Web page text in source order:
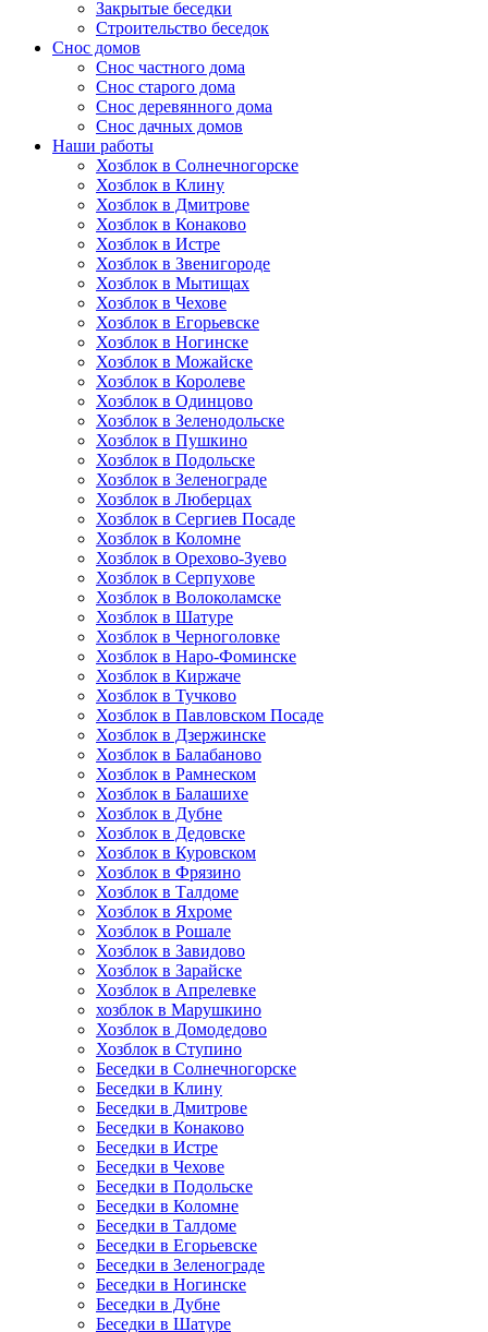
Закрытые беседки
Строительство беседок
Снос домов
Снос частного дома
Снос старого дома
Снос деревянного дома
Снос дачных домов
Наши работы
Хозблок в Солнечногорске
Хозблок в Клину
Хозблок в Дмитрове
Хозблок в Конаково
Хозблок в Истре
Хозблок в Звенигороде
Хозблок в Мытищах
Хозблок в Чехове
Хозблок в Егорьевске
Хозблок в Ногинске
Хозблок в Можайске
Хозблок в Королеве
Хозблок в Одинцово
Хозблок в Зеленодольске
Хозблок в Пушкино
Хозблок в Подольске
Хозблок в Зеленограде
Хозблок в Люберцах
Хозблок в Сергиев Посаде
Хозблок в Коломне
Хозблок в Орехово-Зуево
Хозблок в Серпухове
Хозблок в Волоколамске
Хозблок в Шатуре
Хозблок в Черноголовке
Хозблок в Наро-Фоминске
Хозблок в Киржаче
Хозблок в Тучково
Хозблок в Павловском Посаде
Хозблок в Дзержинске
Хозблок в Балабаново
Хозблок в Рамнеском
Хозблок в Балашихе
Хозблок в Дубне
Хозблок в Дедовске
Хозблок в Куровском
Хозблок в Фрязино
Хозблок в Талдоме
Хозблок в Яхроме
Хозблок в Рошале
Хозблок в Завидово
Хозблок в Зарайске
Хозблок в Апрелевке
хозблок в Марушкино
Хозблок в Домодедово
Хозблок в Ступино
Беседки в Солнечногорске
Беседки в Клину
Беседки в Дмитрове
Беседки в Конаково
Беседки в Истре
Беседки в Чехове
Беседки в Подольске
Беседки в Коломне
Беседки в Талдоме
Беседки в Егорьевске
Беседки в Зеленограде
Беседки в Ногинске
Беседки в Дубне
Беседки в Шатуре